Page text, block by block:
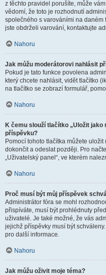
z těchto pravidel porušíte, může
vědomí, že toto je rozhodnutí
společného s varováními na daném
jste obdrželi varování, kontaktujte
Nahoru
Jak můžu moderátorovi nahlásit
Pokud je tato funkce povolena
který chcete nahlásit, vidět tlačítko
na tlačítko se zobrazí formulář,
Nahoru
K čemu slouží tlačítko „Uložit
příspěvku?
Pomocí tohoto tlačítka můžete
dokončit a odeslat později. Pro
„Uživatelský panel“, ve kterém
Nahoru
Proč musí být můj příspěvek
Administrátor fóra se mohl
přispíváte, musí být prohlédnuty
uživatelé. Je také možné, že vás
jejichž příspěvky musí být
pro další informace.
Nahoru
Jak můžu oživit moje téma?